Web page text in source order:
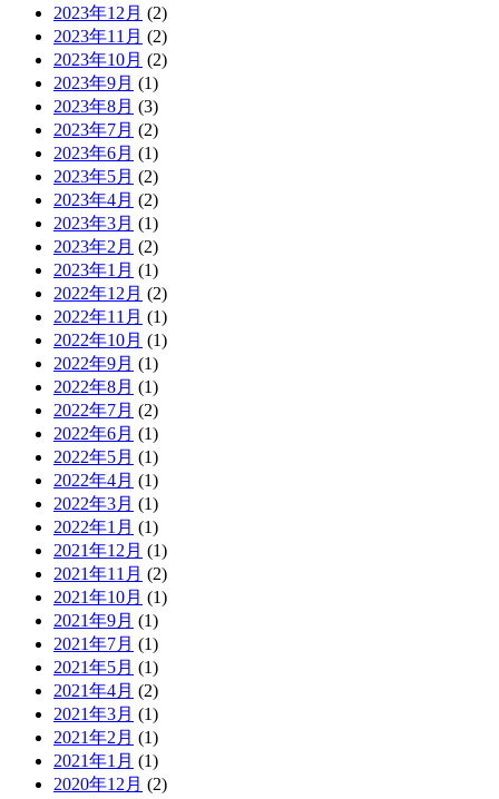
2023年12月 (2)
2023年11月 (2)
2023年10月 (2)
2023年9月 (1)
2023年8月 (3)
2023年7月 (2)
2023年6月 (1)
2023年5月 (2)
2023年4月 (2)
2023年3月 (1)
2023年2月 (2)
2023年1月 (1)
2022年12月 (2)
2022年11月 (1)
2022年10月 (1)
2022年9月 (1)
2022年8月 (1)
2022年7月 (2)
2022年6月 (1)
2022年5月 (1)
2022年4月 (1)
2022年3月 (1)
2022年1月 (1)
2021年12月 (1)
2021年11月 (2)
2021年10月 (1)
2021年9月 (1)
2021年7月 (1)
2021年5月 (1)
2021年4月 (2)
2021年3月 (1)
2021年2月 (1)
2021年1月 (1)
2020年12月 (2)